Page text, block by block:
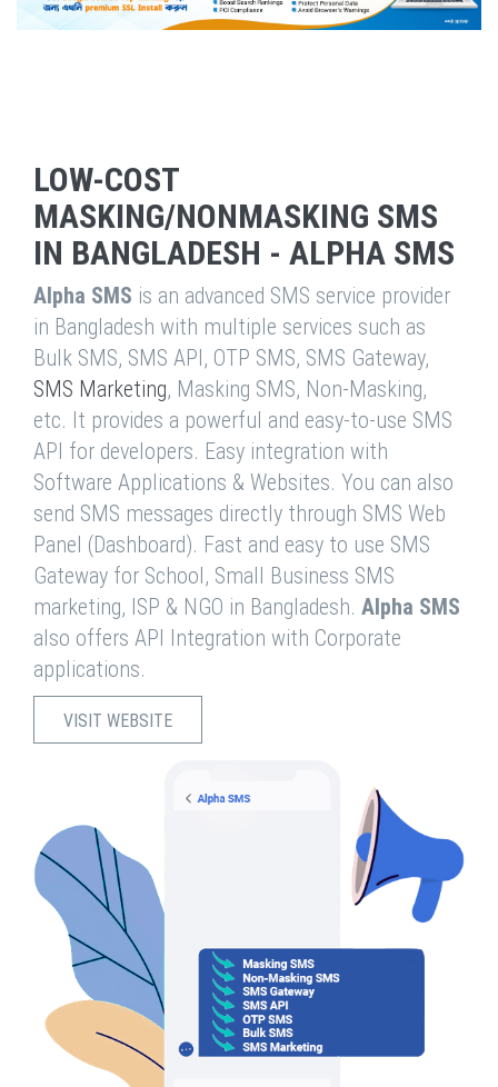
LOW-COST
MASKING/NONMASKING SMS
IN BANGLADESH - ALPHA SMS
Alpha SMS is an advanced SMS service provider
in Bangladesh with multiple services such as
Bulk SMS, SMS API, OTP SMS, SMS Gateway,
SMS Marketing, Masking SMS, Non-Masking,
etc. It provides a powerful and easy-to-use SMS
API for developers. Easy integration with
Software Applications & Websites. You can also
send SMS messages directly through SMS Web
Panel (Dashboard). Fast and easy to use SMS
Gateway for School, Small Business SMS
marketing, ISP & NGO in Bangladesh. Alpha SMS
also offers API Integration with Corporate
applications.
VISIT WEBSITE